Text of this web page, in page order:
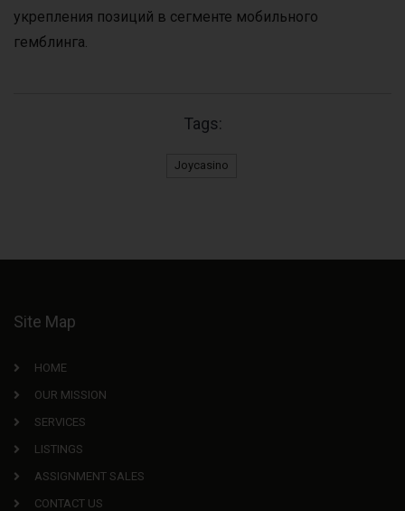
укрепления позиций в сегменте мобильного
гемблинга.
Tags:
Joycasino
Site Map
HOME
OUR MISSION
SERVICES
LISTINGS
ASSIGNMENT SALES
CONTACT US